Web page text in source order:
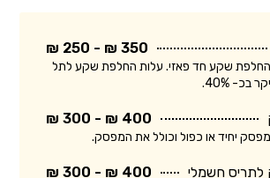
350 ₪ - 250 ₪
שקע חד פאזי. עלות החלפת שקע לתל
בכ- 40%.
400 ₪ - 300 ₪
יחיד או כפול וכולל את המפסק.
חשמלי 400 ₪ - 300 ₪